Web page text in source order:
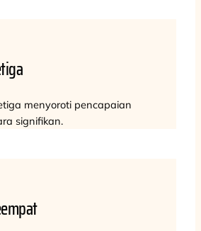
menyoroti pencapaian
signifikan.